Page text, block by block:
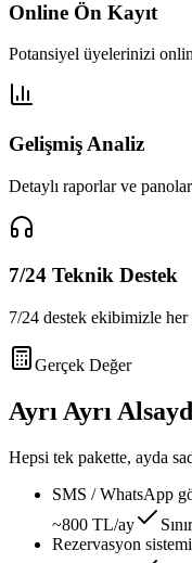
Online Ön Kayıt
Potansiyel üyelerinizi
Gelişmiş Analiz
Detaylı raporlar ve
7/24 Teknik Destek
7/24 destek ekibimizle her
Gerçek Değer
Ayrı Ayrı
Hepsi tek pakette, ayda
SMS / WhatsApp
~800 TL/ay
Rezervasyon sistemi